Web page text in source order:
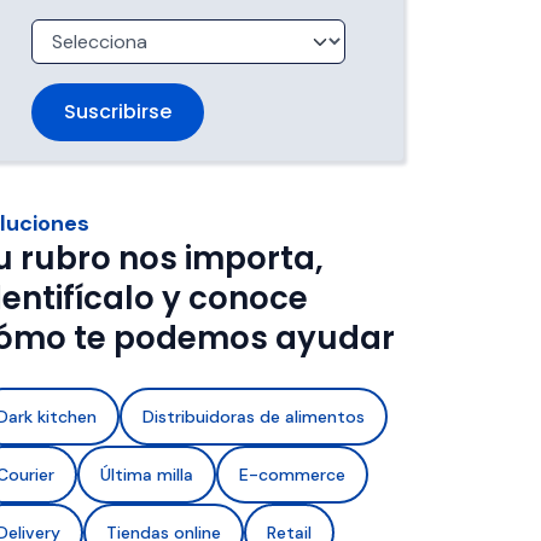
con
de frío y
rubro nos importa,
y conoce
te podemos ayudar
kitchen Distribuidoras de alimentos
Última milla E-commerce
Tiendas online Retail